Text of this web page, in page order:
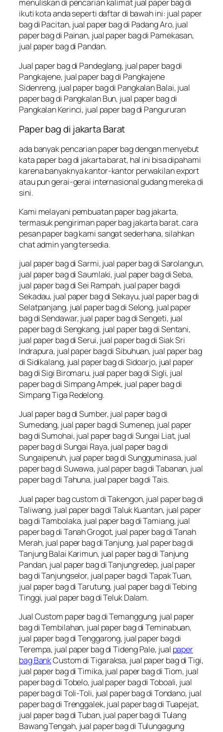
menuliskan di pencarian kalimat jual paper bag di
ikuti kota anda seperti daftar di bawah ini: jual paper
bag di Pacitan, jual paper bag di Padang Aro, jual
paper bag di Painan, jual paper bag di Pamekasan,
jual paper bag di Pandan.
Jual paper bag di Pandeglang, jual paper bag di
Pangkajene, jual paper bag di Pangkajene
Sidenreng, jual paper bag di Pangkalan Balai, jual
paper bag di Pangkalan Bun, jual paper bag di
Pangkalan Kerinci, jual paper bag di Pangururan
Paper bag di jakarta Barat
ada banyak pencarian paper bag dengan menyebut
kata paper bag di jakarta barat, hal ini bisa dipahami
karena banyaknya kantor-kantor perwakilan export
atau pun gerai-gerai internasional gudang mereka di
sini.
Kami melayani pembuatan paper bag jakarta,
termasuk pengiriman paper bag jakarta barat. cara
pesan paper bag kami sangat sederhana, silahkan
chat admin yang tersedia.
jual paper bag di Sarmi, jual paper bag di Sarolangun,
jual paper bag di Saumlaki, jual paper bag di Seba,
jual paper bag di Sei Rampah, jual paper bag di
Sekadau, jual paper bag di Sekayu, jual paper bag di
Selatpanjang, jual paper bag di Selong, jual paper
bag di Sendawar, jual paper bag di Sengeti, jual
paper bag di Sengkang, jual paper bag di Sentani,
jual paper bag di Serui, jual paper bag di Siak Sri
Indrapura, jual paper bag di Sibuhuan, jual paper bag
di Sidikalang, jual paper bag di Sidoarjo, jual paper
bag di Sigi Biromaru, jual paper bag di Sigli, jual
paper bag di Simpang Ampek, jual paper bag di
Simpang Tiga Redelong.
Jual paper bag di Sumber, jual paper bag di
Sumedang, jual paper bag di Sumenep, jual paper
bag di Sumohai, jual paper bag di Sungai Liat, jual
paper bag di Sungai Raya, jual paper bag di
Sungaipenuh, jual paper bag di Sungguminasa, jual
paper bag di Suwawa, jual paper bag di Tabanan, jual
paper bag di Tahuna, jual paper bag di Tais.
Jual paper bag custom di Takengon, jual paper bag di
Taliwang, jual paper bag di Taluk Kuantan, jual paper
bag di Tambolaka, jual paper bag di Tamiang, jual
paper bag di Tanah Grogot, jual paper bag di Tanah
Merah, jual paper bag di Tanjung, jual paper bag di
Tanjung Balai Karimun, jual paper bag di Tanjung
Pandan, jual paper bag di Tanjungredep, jual paper
bag di Tanjungselor, jual paper bag di Tapak Tuan,
jual paper bag di Tarutung, jual paper bag di Tebing
Tinggi, jual paper bag di Teluk Dalam.
Jual Custom paper bag di Temanggung, jual paper
bag di Tembilahan, jual paper bag di Teminabuan,
jual paper bag di Tenggarong, jual paper bag di
Terempa, jual paper bag di Tideng Pale, jual paper
bag BankCustom di Tigaraksa, jual paper bag di Tigi,
jual paper bag di Timika, jual paper bag di Tiom, jual
paper bag di Tobelo, jual paper bag di Toboali, jual
paper bag di Toli-Toli, jual paper bag di Tondano, jual
paper bag di Trenggalek, jual paper bag di Tuapejat,
jual paper bag di Tuban, jual paper bag di Tulang
Bawang Tengah, jual paper bag di Tulungagung